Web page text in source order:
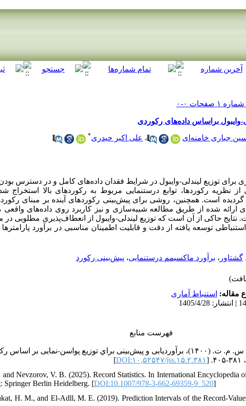
وایبول براساس داده‌های رکوردی
جباری خامنه‌ای ، علی اکبر حیدری*
برای توزیع لیندلی-وایبول در شرایط فقدان داده‌های کامل و در دسترس بودن
از نظریه رکوردها، توابع درستنمایی مربوط به رکوردهای بالا استخراج
گردیده است. همچنین، روشی برای پیش‌بینی رکوردهای آینده بر مبنای
شده از طریق مطالعه شبیه‌سازی و نیز کاربرد روی داده‌های واقعی
نتایج حاکی از آن است که توزیع لیندلی-وایبول از انعطاف‌پذیری مطلوبی
توسعه یافته از دقت و قابلیت اطمینان مناسبی در برآورد پارامترها
گشتاور ، برآورد ماکسیمم درستنمایی، پیش‌بینی رکورد
مقاله: استنباط آماری
فهرست منابع
۱. باستان، ف.، كامل میرمصطفائی، س. م. ت. (۱۴۰۰)، برآورديابی و پیش‌بینی براي توزيع پواسن-
DOI:۱۰,۵۲۵۴۷/jss.۱۵.۲.۳۸۱]
Nevzorov, V. B. (2025). Record Statistics. In International Encyclopedia
Springer Berlin Heidelberg. [DOI:10.1007/978-3-662-69359-9_520]
H. M., and El-Adll, M. E. (2019). Prediction Intervals of the Record-